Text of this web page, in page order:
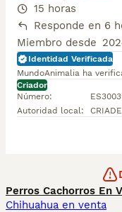
15 horas
Responde en 6
Miembro desde
Identidad Verificada
MundoAnimalia ha
Criador
Número:
Autoridad local:
Perros Cachorros En
Chihuahua en venta